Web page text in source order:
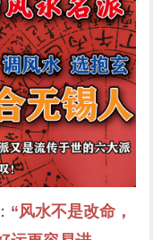
“风水不是改命，